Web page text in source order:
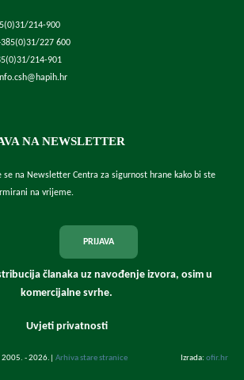
214-900
227 600
214-901
NA NEWSLETTER
se na Newsletter Centra za sigurnost hrane kako bi ste
na vrijeme.
PRIJAVA
članaka uz navođenje izvora, osim u
komercijalne svrhe.
Uvjeti privatnosti
2005. - 2026. Arhiva stare stranice Izrada: ofir.hr